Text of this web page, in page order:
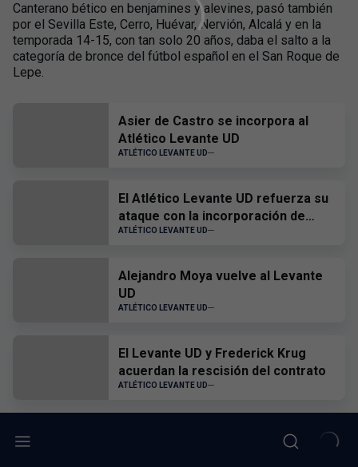
Canterano bético en benjamines y alevines, pasó también
por el Sevilla Este, Cerro, Huévar, Nervión, Alcalá y en la
temporada 14-15, con tan solo 20 años, daba el salto a la
categoría de bronce del fútbol español en el San Roque de
Lepe.
Asier de Castro se incorpora al
Atlético Levante UD
ATLÉTICO LEVANTE UD
El Atlético Levante UD refuerza su
ataque con la incorporación de
Hugo Goñi
ATLÉTICO LEVANTE UD
Alejandro Moya vuelve al Levante
UD
ATLÉTICO LEVANTE UD
El Levante UD y Frederick Krug
acuerdan la rescisión del contrato
ATLÉTICO LEVANTE UD